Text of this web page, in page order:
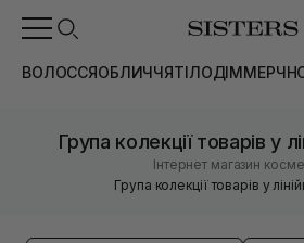
ВОЛОССЯОБЛИЧЧЯТІЛОДІММЕРЧ
Група колекції товарів у
Інтернет магазин
Група колекції товарів у